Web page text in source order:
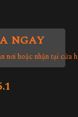
NGAY
nơi hoặc nhận tại cửa